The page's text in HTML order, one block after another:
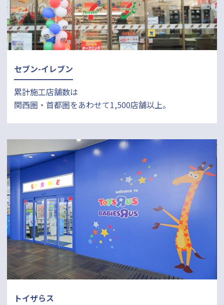
セブン-イレブン
累計施工店舗数は
関西圏・首都圏をあわせて1,500店舗以上。
トイザらス